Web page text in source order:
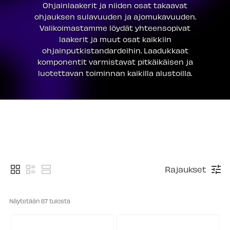
Ohjainlaakerit ja niiden osat takaavat
ohjauksen sulavuuden ja ajomukavuuden.
Valikoimastamme löydät yhteensopivat
laakerit ja muut osat kaikkiin
ohjainputkistandardeihin. Laadukkaat
komponentit varmistavat pitkäikäisen ja
luotettavan toiminnan kaikilla alustoilla.
Rajaukset
Näytetään 87 tulosta